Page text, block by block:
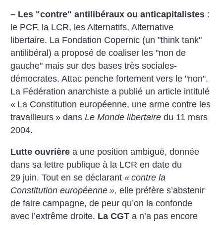
– Les "contre" antilibéraux ou anticapitalistes :
le PCF, la LCR, les Alternatifs, Alternative
libertaire. La Fondation Copernic (un "think tank"
antilibéral) a proposé de coaliser les "non de
gauche" mais sur des bases très sociales-
démocrates. Attac penche fortement vers le "non".
La Fédération anarchiste a publié un article intitulé
« La Constitution européenne, une arme contre les
travailleurs » dansLe Monde libertaire du 11 mars
2004.
Lutte ouvrière a une position ambiguë, donnée
dans sa lettre publique à la LCR en date du
29 juin. Tout en se déclarant« contre la
Constitution européenne », elle préfère s’abstenir
de faire campagne, de peur qu’on la confonde
avec l’extrême droite. La CGT a n’a pas encore